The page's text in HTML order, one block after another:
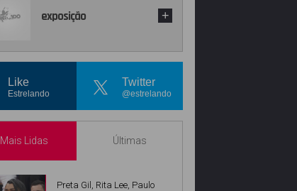
exposição +
Like
Estrelando
Twitter
@estrelando
Mais Lidas Últimas
Preta Gil, Rita Lee, Paulo